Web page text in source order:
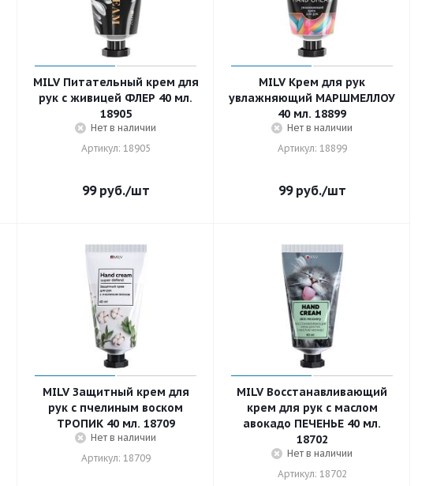
MILV Питательный крем для
рук с живицей ФЛЕР 40 мл.
18905
Нет в наличии
Артикул: 18905
99руб./шт
MILV Крем для рук
увлажняющий МАРШМЕЛЛОУ
40 мл. 18899
Нет в наличии
Артикул: 18899
99руб./шт
MILV Защитный крем для
рук с пчелиным воском
ТРОПИК 40 мл. 18709
Нет в наличии
Артикул: 18709
MILV Восстанавливающий
крем для рук с маслом
авокадо ПЕЧЕНЬЕ 40 мл.
18702
Нет в наличии
Артикул: 18702